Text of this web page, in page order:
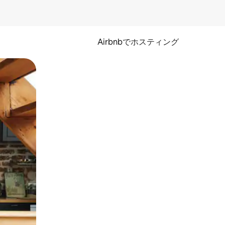
Airbnbでホスティング
できます。